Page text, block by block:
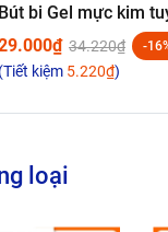
Bút bi Gel mực kim
34.220₫ -
(Tiết kiệm 5.220₫)
loại